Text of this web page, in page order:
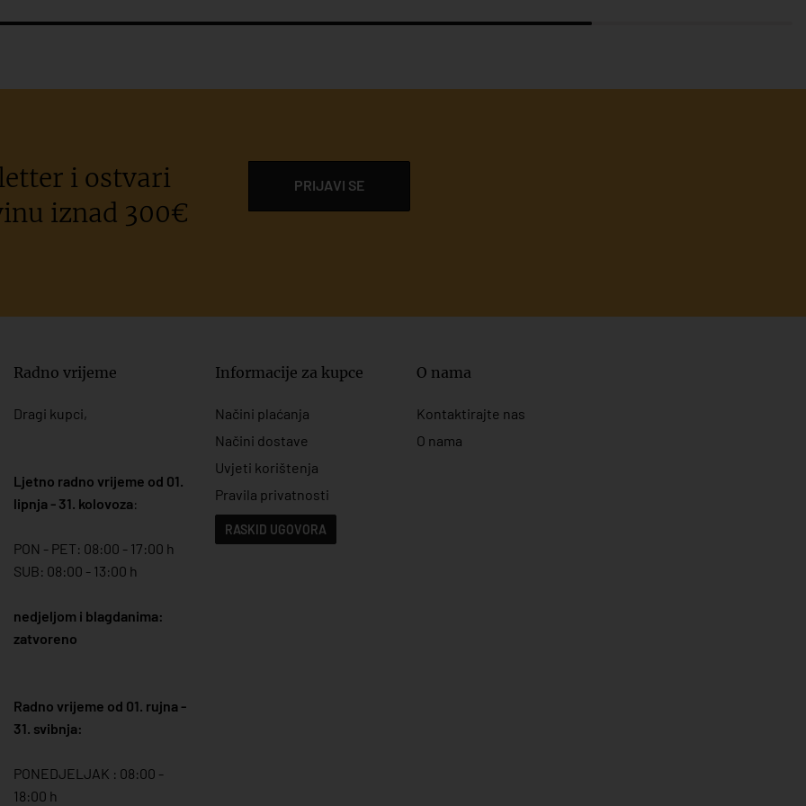
i ostvari
iznad 300€
PRIJAVI SE
Radno vrijeme
Dragi kupci,
Ljetno radno vrijeme od 01.
lipnja - 31. kolovoza:
PON - PET: 08:00 - 17:00 h
SUB: 08:00 - 13:00 h
nedjeljom i blagdanima:
zatvoreno
Radno vrijeme od 01. rujna -
31. svibnja:
PONEDJELJAK : 08:00 -
18:00 h
Informacije za kupce
Načini plaćanja
Načini dostave
Uvjeti korištenja
Pravila privatnosti
RASKID UGOVORA
O nama
Kontaktirajte nas
O nama